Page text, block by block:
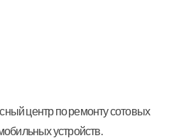
центр по ремонту сотовых
устройств.